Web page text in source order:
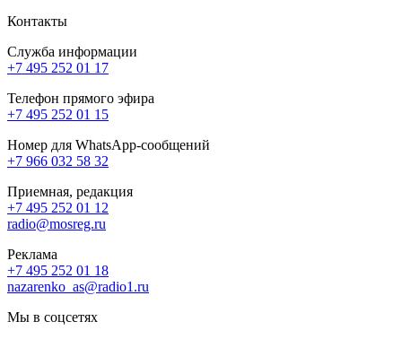
Контакты
Служба информации
+7 495 252 01 17
Телефон прямого эфира
+7 495 252 01 15
Номер для WhatsApp-сообщений
+7 966 032 58 32
Приемная, редакция
+7 495 252 01 12
radio@mosreg.ru
Реклама
+7 495 252 01 18
nazarenko_as@radio1.ru
Мы в соцсетях